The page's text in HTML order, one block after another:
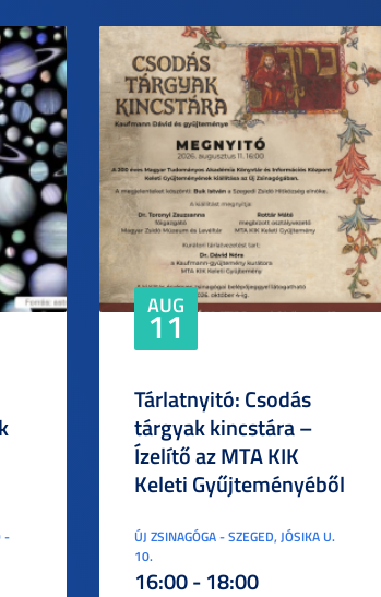
-
AUG
11
Tárlatnyitó: Csodás
tárgyak kincstára –
Ízelítő az MTA KIK
Keleti Gyűjteményéből
ÚJ ZSINAGÓGA - SZEGED, JÓSIKA U.
10.
16:00 - 18:00